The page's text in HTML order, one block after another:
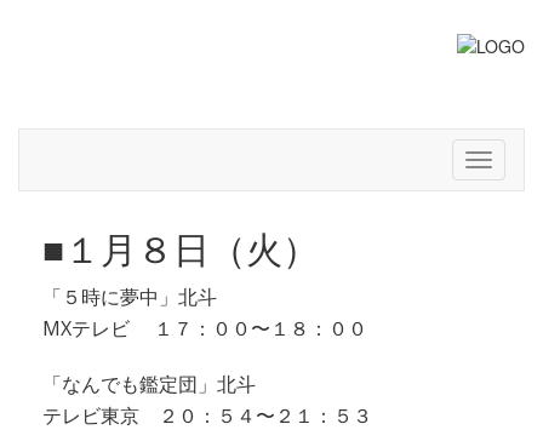
Toggle
■１月８日（火）
「５時に夢中」北斗
MXテレビ １７：００〜１８：００
「なんでも鑑定団」北斗
テレビ東京 ２０：５４〜２１：５３